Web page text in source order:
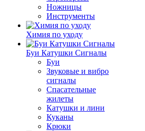
Ножницы
Инструменты
Химия по уходу
Буи Катушки Сигналы
Буи
Звуковые и вибро
сигналы
Спасательные
жилеты
Катушки и лини
Куканы
Крюки